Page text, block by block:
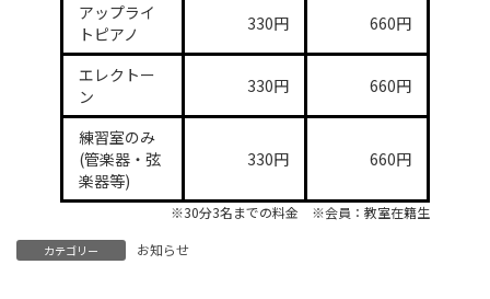
アップライ
トピアノ
330円 660円
エレクトー
ン
330円 660円
練習室のみ
(管楽器・弦
楽器等)
330円 660円
※30分3名までの料金 ※会員：教室在籍生
カテゴリー お知らせ